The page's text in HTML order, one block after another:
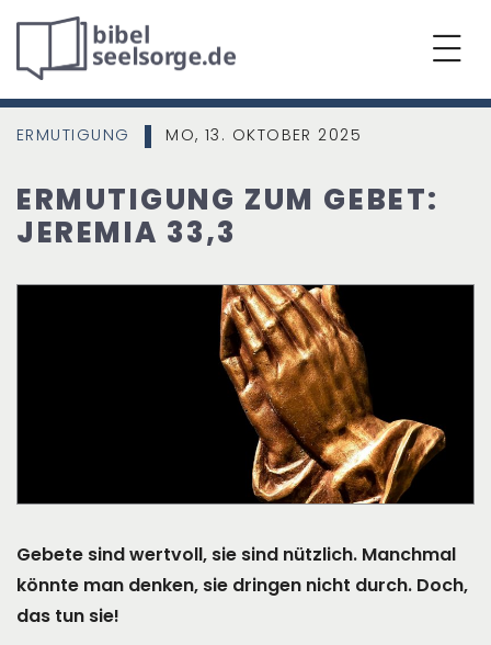
ERMUTIGUNG MO, 13. OKTOBER 2025
ERMUTIGUNG ZUM GEBET:
JEREMIA 33,3
Gebete sind wertvoll, sie sind nützlich. Manchmal
könnte man denken, sie dringen nicht durch. Doch,
das tun sie!